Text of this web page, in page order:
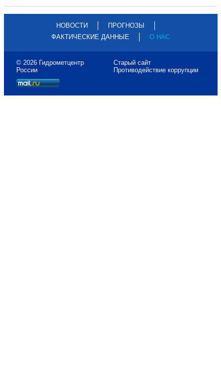
НОВОСТИ
ПРОГНОЗЫ
ФАКТИЧЕСКИЕ ДАННЫЕ
О НАС
© 2026 Гидрометцентр
России
Старый сайт
Противодействие коррупции